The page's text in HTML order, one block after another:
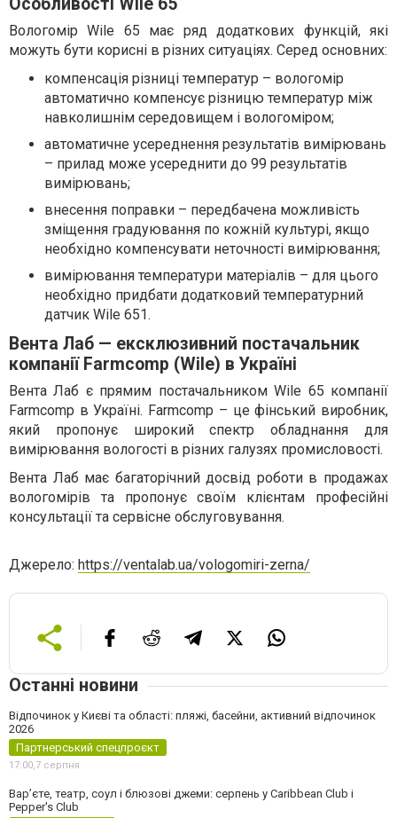
Вологомір Wile 65 має ряд додаткових функцій, які
можуть бути корисні в різних ситуаціях. Серед основних:
компенсація різниці температур – вологомір
автоматично компенсує різницю температур між
навколишнім середовищем і вологоміром;
автоматичне усереднення результатів вимірювань
– прилад може усереднити до 99 результатів
вимірювань;
внесення поправки – передбачена можливість
зміщення градуювання по кожній культурі, якщо
необхідно компенсувати неточності вимірювання;
вимірювання температури матеріалів – для цього
необхідно придбати додатковий температурний
датчик Wile 651.
Вента Лаб — ексклюзивний постачальник
компанії Farmcomp (Wile) в Україні
Вента Лаб є прямим постачальником Wile 65 компанії
Farmcomp в Україні. Farmcomp – це фінський виробник,
який пропонує широкий спектр обладнання для
вимірювання вологості в різних галузях промисловості.
Вента Лаб має багаторічний досвід роботи в продажах
вологомірів та пропонує своїм клієнтам професійні
консультації та сервісне обслуговування.
Джерело: https://ventalab.ua/vologomiri-zerna/
Останні новини
Відпочинок у Києві та області: пляжі, басейни, активний відпочинок
2026
Партнерський спецпроєкт
17:00,7 серпня
Вар’єте, театр, соул і блюзові джеми: серпень у Caribbean Club і
Pepper's Club